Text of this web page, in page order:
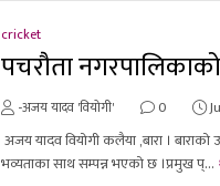
cricket
पचरौता
-अजय यादव 'वियोगी' 0
अजय यादव वियोगी कलैया ,बारा ।
भव्यताका साथ सम्पन्न भएको छ ।प्रमुख प्...